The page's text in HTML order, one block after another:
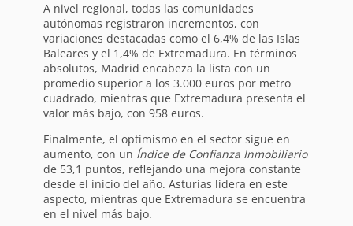
A nivel regional, todas las comunidades
autónomas registraron incrementos, con
variaciones destacadas como el 6,4% de las Islas
Baleares y el 1,4% de Extremadura. En términos
absolutos, Madrid encabeza la lista con un
promedio superior a los 3.000 euros por metro
cuadrado, mientras que Extremadura presenta el
valor más bajo, con 958 euros.
Finalmente, el optimismo en el sector sigue en
aumento, con un Índice de Confianza Inmobiliario
de 53,1 puntos, reflejando una mejora constante
desde el inicio del año. Asturias lidera en este
aspecto, mientras que Extremadura se encuentra
en el nivel más bajo.